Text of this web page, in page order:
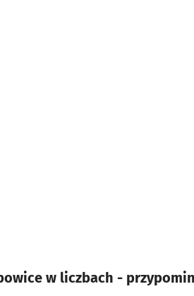
w liczbach -